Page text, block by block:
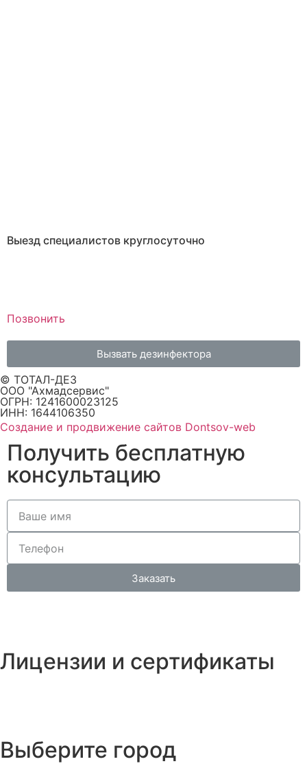
Выезд специалистов круглосуточно
Позвонить
Вызвать дезинфектора
© ТОТАЛ-ДЕЗ
ООО "Ахмадсервис"
ОГРН: 1241600023125
ИНН: 1644106350
Создание и продвижение сайтов Dontsov-web
Получить бесплатную
консультацию
Заказать
Лицензии и сертификаты
Выберите город